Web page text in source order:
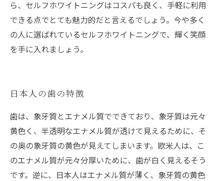
ら、セルフホワイトニングはコスパも良く、手軽に利用
できる点でとても魅力的だと言えるでしょう。今や多く
の人に選ばれているセルフホワイトニングで、輝く笑顔
を手に入れましょう。
日本人の歯の特徴
歯は、象牙質とエナメル質でできており、象牙質は元々
黄色く、半透明なエナメル質が透けて見えるために、そ
の奥の象牙質の黄色が見えてしまいます。欧米人は、こ
のエナメル質が元々分厚いために、歯が白く見えるそう
です。逆に、日本人はエナメル質が薄く、象牙質の黄色